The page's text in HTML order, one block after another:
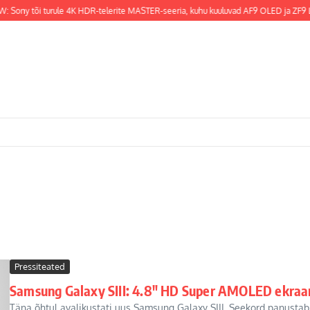
Sony tõi turule 4K HDR-telerite MASTER-seeria, kuhu kuuluvad AF9 OLED ja
Pressiteated
Samsung Galaxy SIII: 4.8″ HD Super AMOLED
Täna õhtul avalikustati uus Samsung Galaxy SIII. Seekord